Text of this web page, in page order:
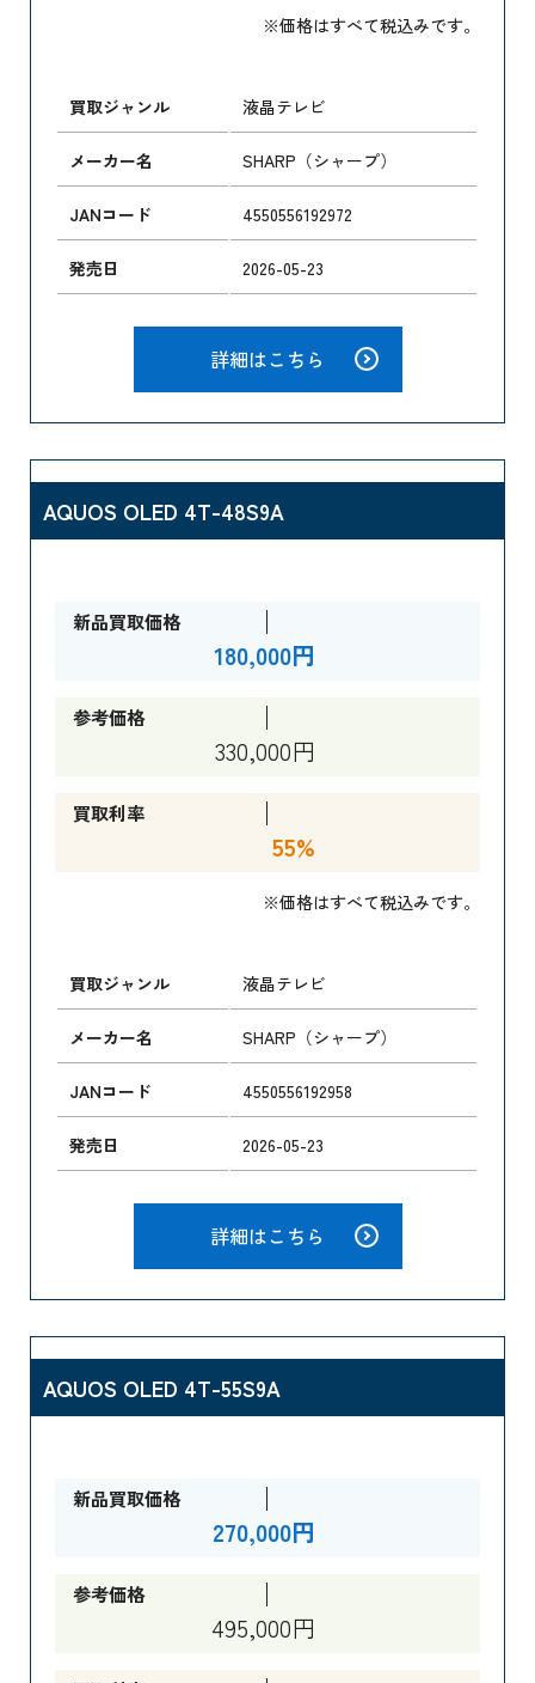
※価格はすべて税込みです。
買取ジャンル 液晶テレビ
メーカー名 SHARP（シャープ）
JANコード 4550556192972
発売日 2026-05-23
詳細はこちら
AQUOS OLED 4T-48S9A
新品買取価格
180,000円
参考価格
330,000円
買取利率
55%
※価格はすべて税込みです。
買取ジャンル 液晶テレビ
メーカー名 SHARP（シャープ）
JANコード 4550556192958
発売日 2026-05-23
詳細はこちら
AQUOS OLED 4T-55S9A
新品買取価格
270,000円
参考価格
495,000円